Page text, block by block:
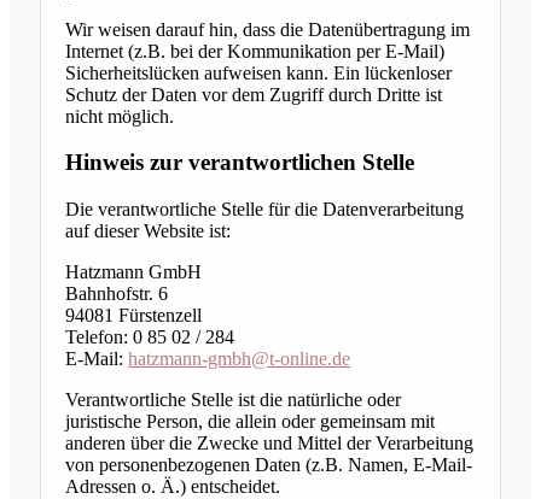
Wir weisen darauf hin, dass die Datenübertragung im
Internet (z.B. bei der Kommunikation per E-Mail)
Sicherheitslücken aufweisen kann. Ein lückenloser
Schutz der Daten vor dem Zugriff durch Dritte ist
nicht möglich.
Hinweis zur verantwortlichen Stelle
Die verantwortliche Stelle für die Datenverarbeitung
auf dieser Website ist:
Hatzmann GmbH
Bahnhofstr. 6
94081 Fürstenzell
Telefon: 0 85 02 / 284
E-Mail: hatzmann-gmbh@t-online.de
Verantwortliche Stelle ist die natürliche oder
juristische Person, die allein oder gemeinsam mit
anderen über die Zwecke und Mittel der Verarbeitung
von personenbezogenen Daten (z.B. Namen, E-Mail-
Adressen o. Ä.) entscheidet.